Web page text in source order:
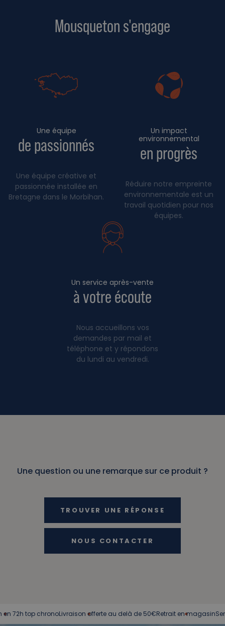
Mousqueton s'engage
Une équipe
de passionnés
Une équipe créative et
passionnée installée en
Bretagne dans le Morbihan.
Un impact
environnemental
en progrès
Réduire notre empreinte
environnementale est un
travail quotidien pour nos
équipes.
Un service après-vente
à votre écoute
Nous accueillons vos
demandes par mail et
téléphone et y répondons
du lundi au vendredi.
Une question ou une remarque sur ce produit ?
TROUVER UNE RÉPONSE
NOUS CONTACTER
chronoLivraison offerte au delà de 50€Retrait en magasinService